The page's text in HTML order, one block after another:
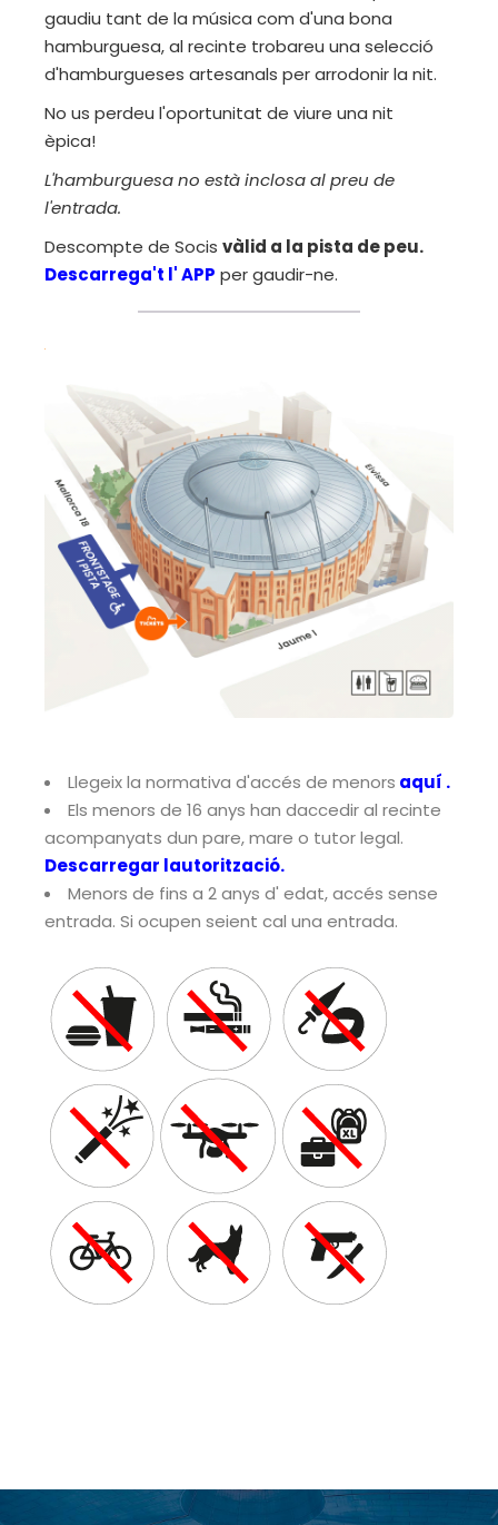
gaudiu tant de la música com d'una bona
hamburguesa, al recinte trobareu una selecció
d'hamburgueses artesanals per arrodonir la nit.
No us perdeu l'oportunitat de viure una nit
èpica!
L'hamburguesa no està inclosa al preu de
l'entrada.
Descompte de Socisvàlid a la pista de peu.
Descarrega't l' APP per gaudir-ne.
Llegeix la normativa d'accés de menors aquí .
Els menors de 16 anys han daccedir al recinte
acompanyats dun pare, mare o tutor legal.
Descarregar lautorització.
Menors de fins a 2 anys d' edat, accés sense
entrada. Si ocupen seient cal una entrada.